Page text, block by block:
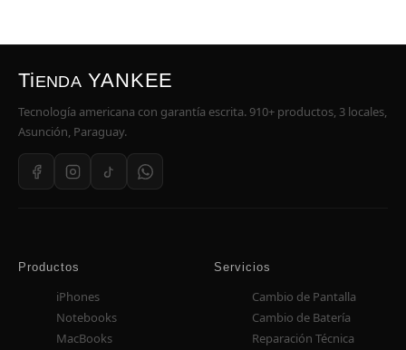
TiENDA YANKEE
Tecnología americana con garantía escrita. 910+ productos, 3 locales,
Asunción, Paraguay.
Productos
iPhones
Notebooks
MacBooks
Servicios
Cambio de Pantalla
Cambio de Batería
Reparación Técnica